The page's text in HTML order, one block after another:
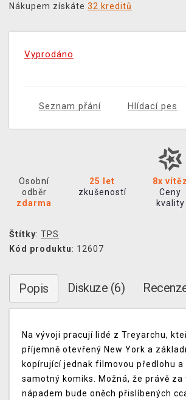
Nákupem získáte 32 kreditů
Vyprodáno
Seznam přání Hlídací pes
Osobní
odběr
zdarma
25 let
zkušeností
8x vítěz
Ceny
kvality
Štítky: TPS
Kód produktu: 12607
Popis Diskuze (6)
Na vývoji pracují lidé z Treyarchu,
příjemně otevřený New York a
kopírující jednak filmovou předlohu a
samotný komiks. Možná, že právě za
nápadem bude oněch přislíbených